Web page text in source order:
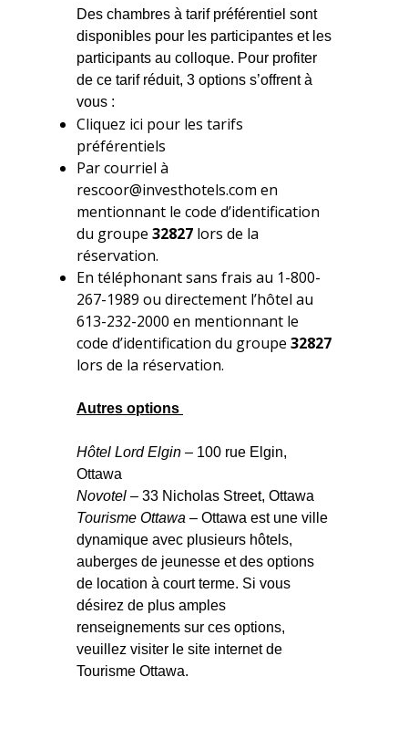
Des chambres à tarif préférentiel sont
disponibles pour les participantes et les
participants au colloque. Pour profiter
de ce tarif réduit, 3 options s’offrent à
vous :
Cliquez ici pour les tarifs
préférentiels
Par courriel à
rescoor@investhotels.com en
mentionnant le code d’identification
du groupe 32827 lors de la
réservation.
En téléphonant sans frais au 1-800-
267-1989 ou directement l’hôtel au
613-232-2000 en mentionnant le
code d’identification du groupe 32827
lors de la réservation.
Autres options
Hôtel Lord Elgin – 100 rue Elgin,
Ottawa
Novotel – 33 Nicholas Street, Ottawa
Tourisme Ottawa – Ottawa est une ville
dynamique avec plusieurs hôtels,
auberges de jeunesse et des options
de location à court terme. Si vous
désirez de plus amples
renseignements sur ces options,
veuillez visiter le site internet de
Tourisme Ottawa.